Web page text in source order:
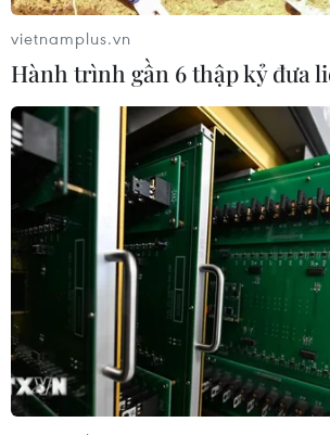
vietnamplus.vn
Hành trình gần 6 thập kỷ đưa